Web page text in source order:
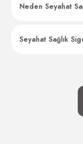
Neden Seyahat
Seyahat Sağlık